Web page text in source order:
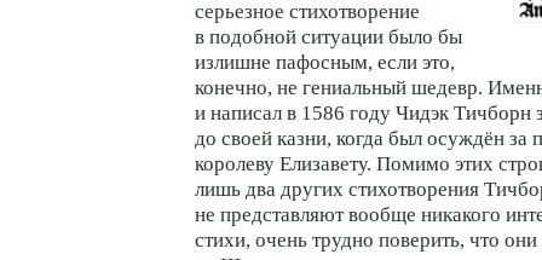
серьезное стихотворение
в подобной ситуации было бы
излишне пафосным, если это,
конечно, не гениальный шедевр.
и написал в 1586 году Чидэк Тичборн
до своей казни, когда был осуждён за
королеву Елизавету. Помимо этих
лишь два других стихотворения
не представляют вообще никакого
стихи, очень трудно поверить, что